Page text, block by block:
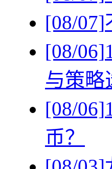
[08/07]
[08/06]
与策略
[08/06]
币？